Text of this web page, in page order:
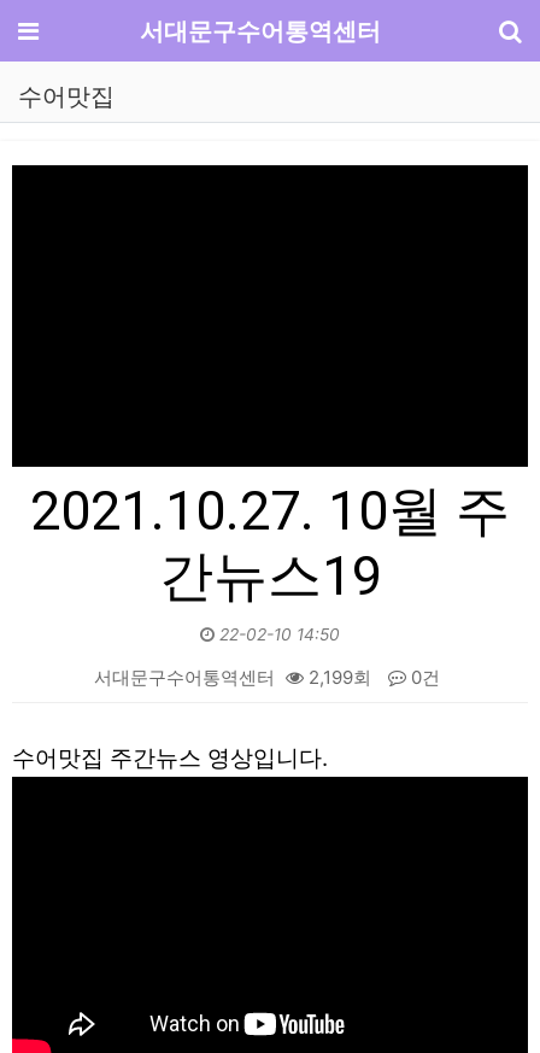
메뉴 서대문구수어통역센터
수어맛집
2021.10.27. 10월 주
간뉴스19
22-02-10 14:50
서대문구수어통역센터 2,199회 0건
본문
수어맛집 주간뉴스 영상입니다.